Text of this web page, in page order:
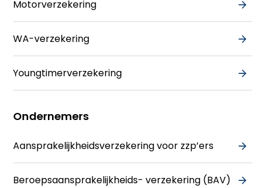
Motorverzekering
WA-verzekering
Youngtimerverzekering
Ondernemers
Aansprakelijkheidsverzekering voor zzp’ers
Beroepsaansprakelijkheids- verzekering (BAV)